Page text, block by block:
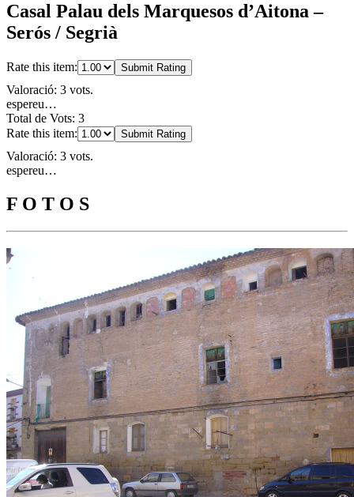
Casal Palau dels Marquesos d’Aitona –
Serós / Segrià
Rate this item: Submit Rating
Valoració: 3 vots.
espereu…
Total de Vots: 3
Rate this item:
Submit Rating
Valoració: 3 vots.
espereu…
F O T O S